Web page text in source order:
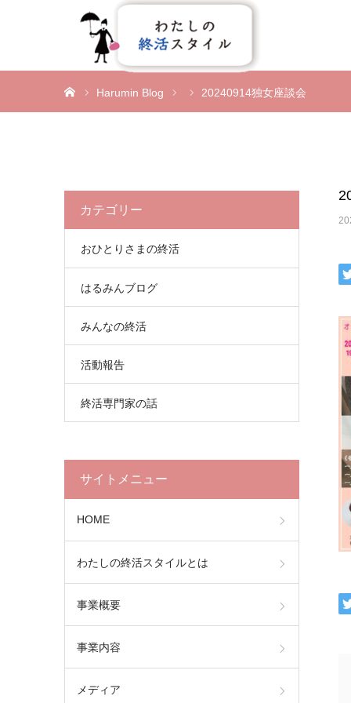
Harumin Blog 20240914独女座談会
カテゴリー
おひとりさまの終活
はるみんブログ
みんなの終活
活動報告
終活専門家の話
サイトメニュー
HOME
わたしの終活スタイルとは
事業概要
事業内容
メディア